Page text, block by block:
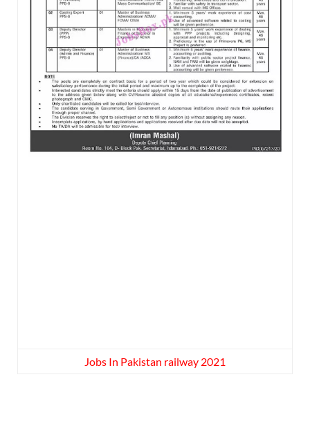
Jobs In Pakistan railway 2021